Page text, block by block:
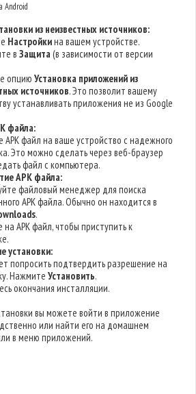
Android
из неизвестных источников:
Настройкина вашем устройстве.
вЗащита(в зависимости от версии
опциюУстановка приложений из
источников. Это позволит вашему
устанавливать приложения не из Google
файла:
APK файл на ваше устройство с надежного
Это можно сделать через веб-браузер
файл с компьютера.
APK файла:
файловый менеджер для поиска
APK файла. Обычно он находится в
.
APK файл, чтобы приступить к
установки:
попросить подтвердить разрешение на
НажмитеУстановить.
окончания инсталляции.
вы можете войти в приложение
или найти его на домашнем
в меню приложений.